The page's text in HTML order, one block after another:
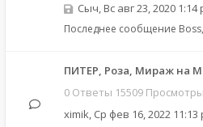
Сыч, Вс авг 23, 2020 1:14
Последнее сообщение Boss,
ПИТЕР, Роза, Мираж на
0 Ответы 15509 Просмотры
ximik, Ср фев 16, 2022 11:13